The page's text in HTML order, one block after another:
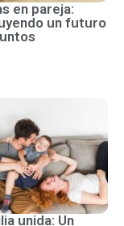
en pareja:
un futuro
unida: Un